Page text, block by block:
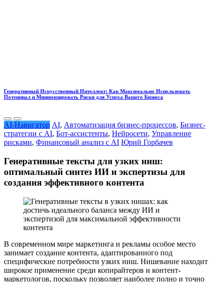
Генеративный Искусственный Интеллект: Как Максимально Использовать
Потенциал и Минимизировать Риски для Успеха Вашего Бизнеса
AI-Навигатор AI, Автоматизация бизнес-процессов, Бизнес-
стратегии с AI, Бот-ассистенты, Нейросети, Управление
рисками, Финансовый анализ с AI Юрий Горбачев
Генеративные тексты для узких ниш:
оптимальный синтез ИИ и экспертизы для
создания эффективного контента
В современном мире маркетинга и рекламы особое место
занимает создание контента, адаптированного под
специфические потребности узких ниш. Нишевание находит
широкое применение среди копирайтеров и контент-
маркетологов, поскольку позволяет наиболее полно и точно